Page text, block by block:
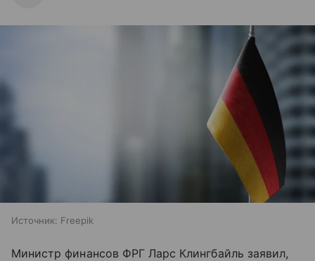
Источник: Freepik
Министр финансов ФРГ Ларс Клингбайль заявил,